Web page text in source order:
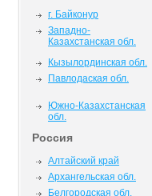
г. Байконур
Западно-
Казахстанская обл.
Кызылординская обл.
Павлодаская обл.
Южно-Казахстанская
обл.
Россия
Алтайский край
Архангельская обл.
Белгородская обл.